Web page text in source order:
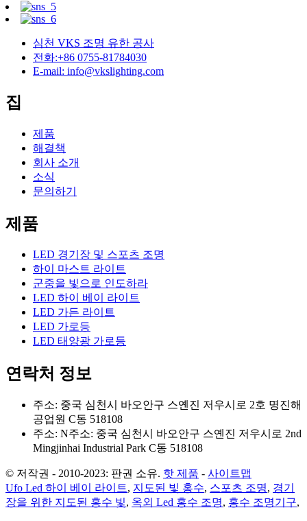
심천 VKS 조명 유한 공사
전화:+86 0755-81784030
E-mail: info@vkslighting.com
집
제품
해결책
회사 소개
소식
문의하기
제품
LED 경기장 및 스포츠 조명
하이 마스트 라이트
군중을 빛으로 인도하라
LED 하이 베이 라이트
LED 가든 라이트
LED 가로등
LED 태양광 가로등
연락처 정보
주소: 중국 심천시 바오안구 스옌진 저우시로 2호 명진해
공업원 C동 518108
주소: N주소: 중국 심천시 바오안구 스옌진 저우시로 2nd
Mingjinhai Industrial Park C동 518108
© 저작권 - 2010-2023: 판권 소유. 핫 제품 - 사이트맵
Ufo Led 하이 베이 라이트, 지도된 빛 홍수, 스포츠 조명, 경기
장을 위한 지도된 홍수 빛, 옥외 Led 홍수 조명, 홍수 조명기구,